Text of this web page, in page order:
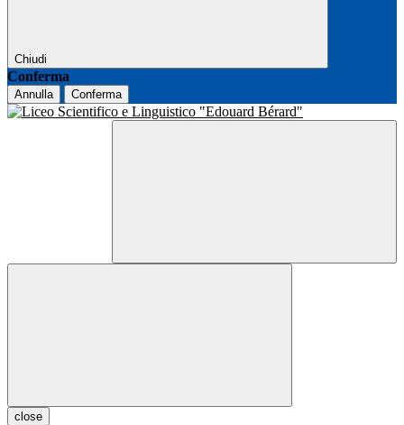
Chiudi
Conferma
Annulla Conferma
close